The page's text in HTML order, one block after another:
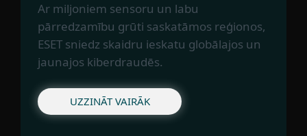
Ar miljoniem sensoru un labu
pārredzamību grūti saskatāmos reģionos,
ESET sniedz skaidru ieskatu globālajos un
jaunajos kiberdraudēs.
UZZINĀT VAIRĀK